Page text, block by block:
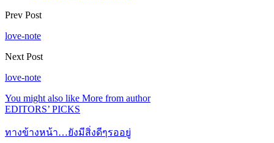
Prev Post
love-note
Next Post
love-note
You might also like More from author
EDITORS’ PICKS
ทางข้างหน้า…ยังมีสิ่งดีๆรออยู่